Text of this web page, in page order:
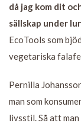
då jag kom dit
sällskap under
EcoTools som
vegetariska
Pernilla
man som
livsstil. Så att